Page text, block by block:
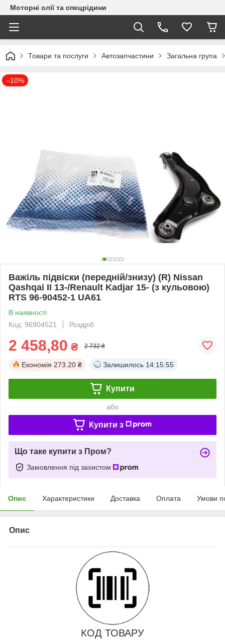
Моторні олії та спецрідини
Товари та послуги Автозапчастини Загальна група
–10%
Важіль підвіски (передній/знизу) (R) Nissan
Qashqai II 13-/Renault Kadjar 15- (з кульовою)
RTS 96-90452-1 UA61
В наявності
Код: 96904521
Роздріб
2 458,80 ₴ 2 732 ₴
Економія 273.20 ₴ Залишилось 14:15:54
Купити
або
Купити з
Що таке купити з Пром?
Замовлення під захистом
Опис Характеристики Доставка Оплата Умови
Опис
КОД ТОВАРУ